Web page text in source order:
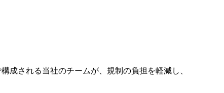
される当社のチームが、規制の負担を軽減し、